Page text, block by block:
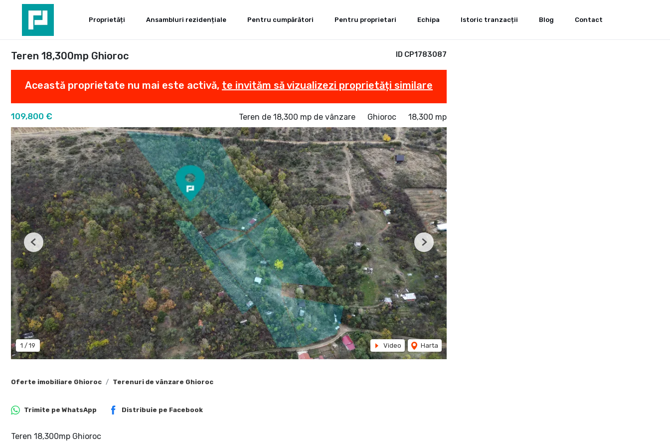
Proprietăți Ansambluri rezidențiale Pentru cumpărători Pentru proprietari Echipa Istoric tranzacții Blog Contact
ID CP1783087
Teren 18,300mp Ghioroc
Această proprietate nu mai este activă, te invităm să vizualizezi proprietăți similare
109,800 € Teren de 18,300 mp de vânzare Ghioroc 18,300 mp
1 / 19 Video Harta
Previous Next
Oferte imobiliare Ghioroc Terenuri de vânzare Ghioroc
Trimite pe WhatsApp Distribuie pe Facebook
Teren 18,300mp Ghioroc